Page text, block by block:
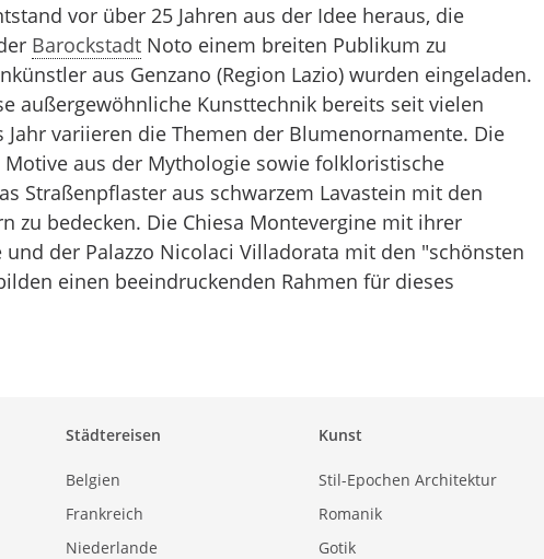
vor über 25 Jahren aus der Idee heraus, die
BarockstadtNoto einem breiten Publikum zu
aus Genzano (Region Lazio) wurden eingeladen.
außergewöhnliche Kunsttechnik bereits seit vielen
Jahr variieren die Themen der Blumenornamente. Die
aus der Mythologie sowie folkloristische
Straßenpflaster aus schwarzem Lavastein mit den
zu bedecken. Die Chiesa Montevergine mit ihrer
und der Palazzo Nicolaci Villadorata mit den "schönsten
einen beeindruckenden Rahmen für dieses
Städtereisen
Belgien
Frankreich
Niederlande
Kunst
Stil-Epochen Architektur
Romanik
Gotik